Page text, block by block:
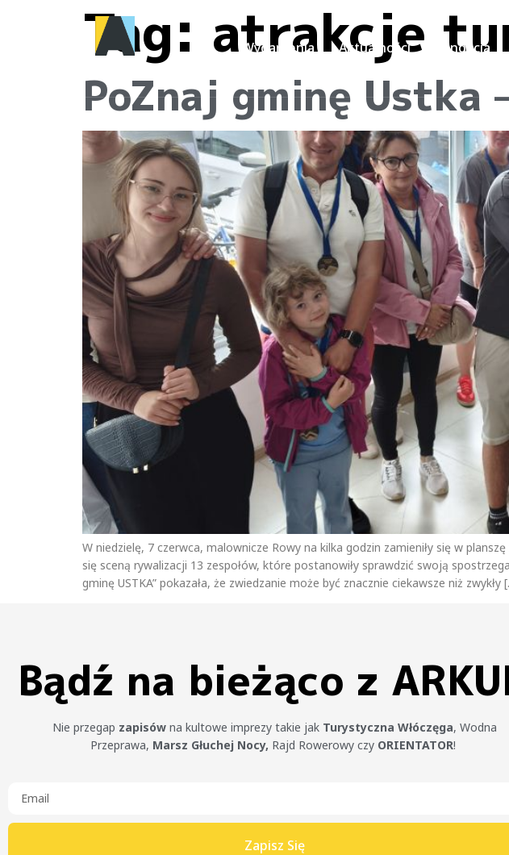
Wydarzenia Aktualności Fundacja
Tag: atrakcje
PoZnaj gminę
W niedzielę, 7 czerwca, malownicze Rowy na kilka godzin zamieniły się w
się sceną rywalizacji 13 zespołów, które postanowiły sprawdzić swoją
gminę USTKA” pokazała, że zwiedzanie może być znacznie ciekawsze niż zwykły
Bądź na bieżąco z
Nie przegap zapisówna kultowe imprezy takie jak Turystyczna Włóczęga, Wodna
Przeprawa, Marsz Głuchej Nocy, Rajd Rowerowy czy ORIENTATOR!
Zapisz Się